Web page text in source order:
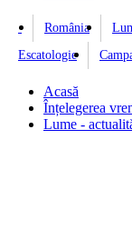
România
Escatologie
Acasă
Înțelegerea
Lume -